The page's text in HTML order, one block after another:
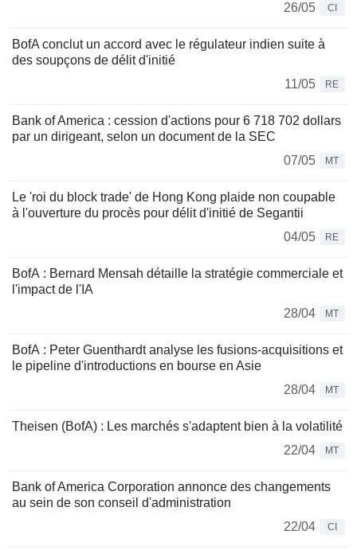
26/05
CI
BofA conclut un accord avec le régulateur indien suite à
des soupçons de délit d'initié
11/05
RE
Bank of America : cession d'actions pour 6 718 702 dollars
par un dirigeant, selon un document de la SEC
07/05
MT
Le 'roi du block trade' de Hong Kong plaide non coupable
à l'ouverture du procès pour délit d'initié de Segantii
04/05
RE
BofA : Bernard Mensah détaille la stratégie commerciale et
l'impact de l'IA
28/04
MT
BofA : Peter Guenthardt analyse les fusions-acquisitions et
le pipeline d'introductions en bourse en Asie
28/04
MT
Theisen (BofA) : Les marchés s'adaptent bien à la volatilité
22/04
MT
Bank of America Corporation annonce des changements
au sein de son conseil d'administration
22/04
CI